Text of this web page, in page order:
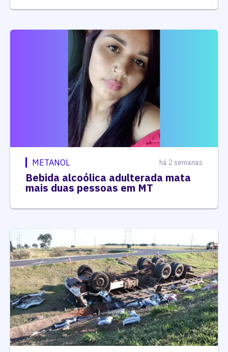
METANOL há 2 semanas
Bebida alcoólica adulterada mata
mais duas pessoas em MT